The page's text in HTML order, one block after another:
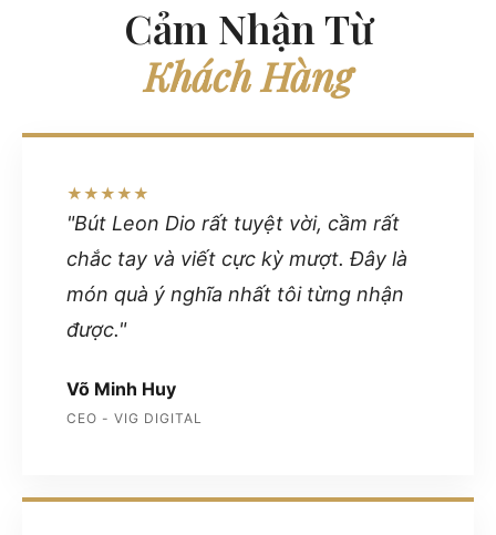
Cảm Nhận Từ
Khách Hàng
★★★★★
"Bút Leon Dio rất tuyệt vời, cầm rất
chắc tay và viết cực kỳ mượt. Đây là
món quà ý nghĩa nhất tôi từng nhận
được."
Võ Minh Huy
CEO - VIG DIGITAL